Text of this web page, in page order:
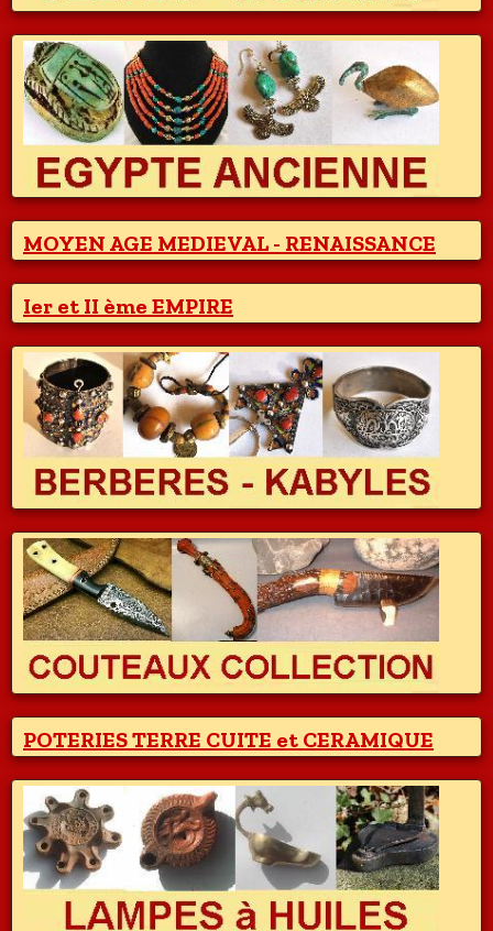
MOYEN AGE MEDIEVAL - RENAISSANCE
Ier et II ème EMPIRE
POTERIES TERRE CUITE et CERAMIQUE